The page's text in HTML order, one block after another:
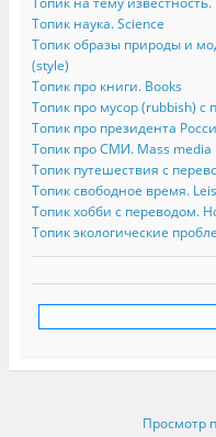
Топик наука. Science
Топик образы природы и
(style)
Топик про книги. Books
Топик про мусор (rubbish) с
Топик про президента
Топик про СМИ. Mass media
Топик путешествия с
Топик свободное время.
Топик хобби с переводом.
Топик экологические
Просмотр